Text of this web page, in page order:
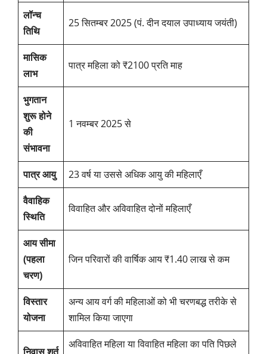
लॉन्च
तिथि
25 सितम्बर 2025 (पं. दीन दयाल उपाध्याय जयंती)
मासिक
लाभ
पात्र महिला को ₹2100 प्रति माह
भुगतान
शुरू होने
की
संभावना
1 नवम्बर 2025 से
पात्र आयु
23 वर्ष या उससे अधिक आयु की महिलाएँ
वैवाहिक
स्थिति
विवाहित और अविवाहित दोनों महिलाएँ
आय सीमा
(पहला
चरण)
जिन परिवारों की वार्षिक आय ₹1.40 लाख से कम
विस्तार
योजना
अन्य आय वर्ग की महिलाओं को भी चरणबद्ध तरीके से
शामिल किया जाएगा
अविवाहित महिला या विवाहित महिला का पति पिछले